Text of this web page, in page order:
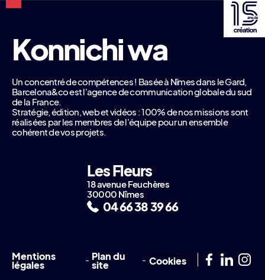
Un concentré de compétences ! Basée à Nîmes dans le Gard,
Barcelona&co est l'agence de communication globale du sud
de la France.
Stratégie, édition, web et vidéos : 100% de nos missions sont
réalisées par les membres de l'équipe pour un ensemble
cohérent de vos projets.
Les Fleurs
18 avenue Feuchères
30000 Nîmes
04 66 38 39 66
Mentions
légales
- Plan du
site
- Cookies